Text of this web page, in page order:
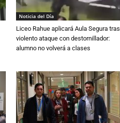
Noticia del Día
Liceo Rahue aplicará Aula Segura tras
violento ataque con destornillador:
alumno no volverá a clases